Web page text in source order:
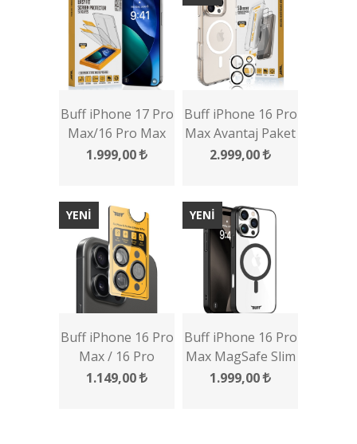
Buff iPhone 17 Pro
Max/16 Pro Max
5D Glass EasyFit
1.999,00
Buff iPhone 16 Pro
Max Avantaj Paket
- Magsafe Kılıf +
2.999,00
YENİ
Buff iPhone 16 Pro
Max / 16 Pro
Titanyum Kamera
1.149,00
YENİ
Buff iPhone 16 Pro
Max MagSafe Slim
Fit Kılıf
1.999,00